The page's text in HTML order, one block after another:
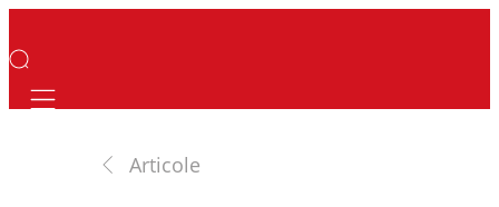
Mobile navigation
Articole